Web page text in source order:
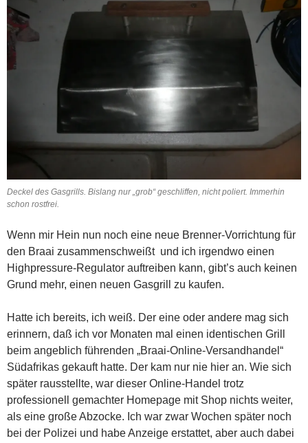
Deckel des Gasgrills. Bislang nur „grob“ geschliffen, nicht poliert. Immerhin
schon rostfrei.
Wenn mir Hein nun noch eine neue Brenner-Vorrichtung für
den Braai zusammenschweißt und ich irgendwo einen
Highpressure-Regulator auftreiben kann, gibt’s auch keinen
Grund mehr, einen neuen Gasgrill zu kaufen.
Hatte ich bereits, ich weiß. Der eine oder andere mag sich
erinnern, daß ich vor Monaten mal einen identischen Grill
beim angeblich führenden „Braai-Online-Versandhandel“
Südafrikas gekauft hatte. Der kam nur nie hier an. Wie sich
später rausstellte, war dieser Online-Handel trotz
professionell gemachter Homepage mit Shop nichts weiter,
als eine große Abzocke. Ich war zwar Wochen später noch
bei der Polizei und habe Anzeige erstattet, aber auch dabei